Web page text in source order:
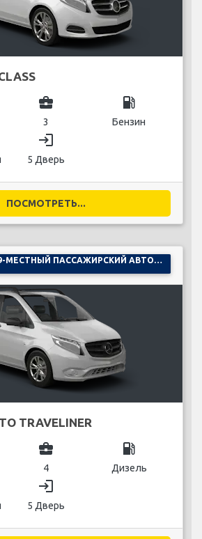
business_center
3
local_gas_station
Бензин
login
5 Дверь
ПОСМОТРЕТЬ...
TRAVELINER
business_center
4
local_gas_station
Дизель
login
5 Дверь